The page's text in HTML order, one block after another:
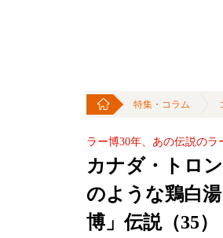
特集・コラム
ラー博30年、あの伝説のラ
カナダ・トロ
のような鶏白
博」伝説（35）